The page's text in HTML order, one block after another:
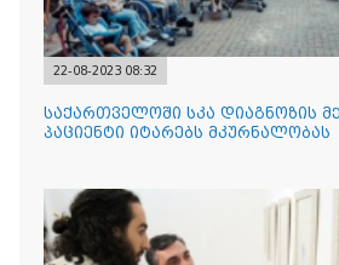
22-08-2023 08:32
საქართველოში სკა დიაგნოზის
პაციენტი იტარებს მკურნალობას